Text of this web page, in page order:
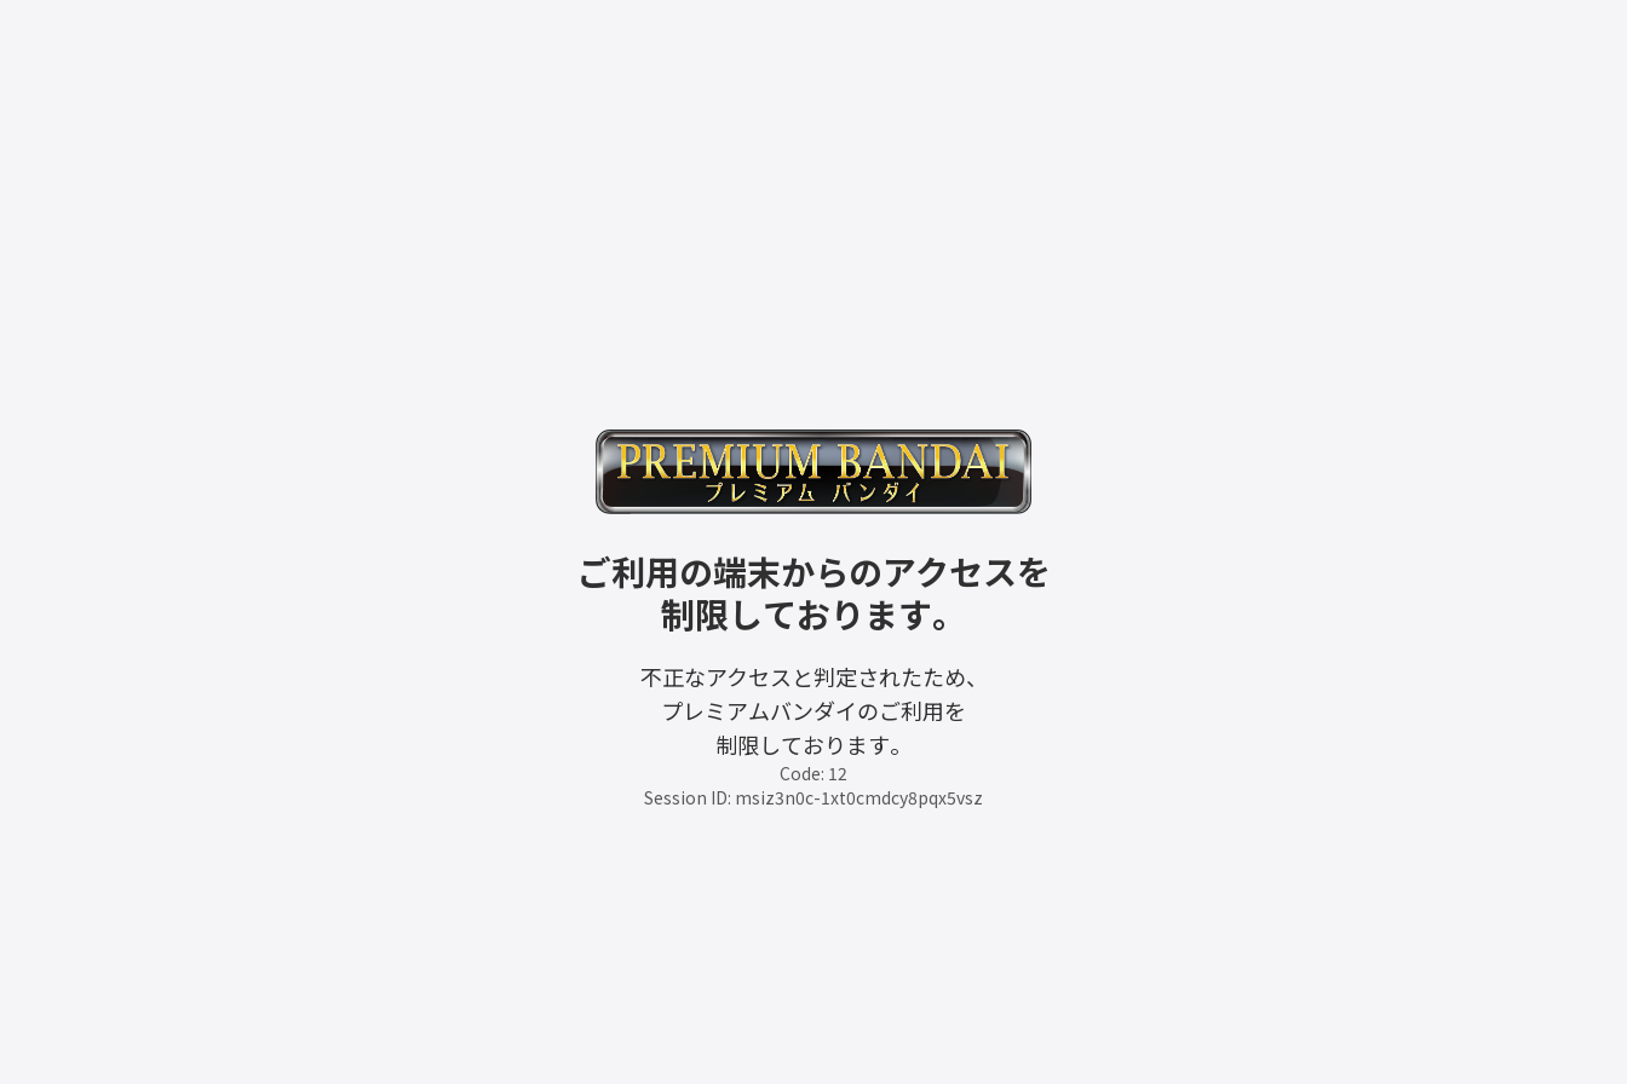
ご利用の端末からのアクセスを
制限しております。
不正なアクセスと判定されたため、
プレミアムバンダイのご利用を
制限しております。
Code: 12
Session ID: msiz3n0c-1xt0cmdcy8pqx5vsz